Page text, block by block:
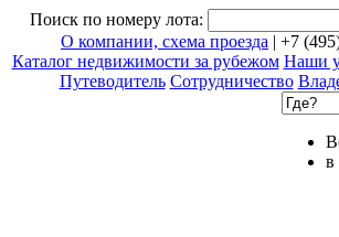
Поиск по номеру лота:
О компании, схема проезда | +7
Каталог недвижимости за рубежом Наши
Путеводитель Сотрудничество
в